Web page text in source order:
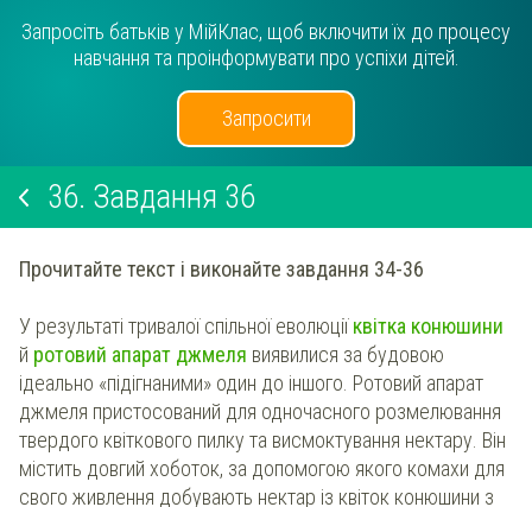
Запросіть батьків у МійКлас, щоб включити їх до процесу
навчання та проінформувати про успіхи дітей.
Запросити
36. Завдання 36
Прочитайте текст і виконайте завдання 34-36
У результаті тривалої спільної еволюціїквітка конюшини
й ротовий апарат джмеля виявилися за будовою
ідеально «підігнаними» один до іншого. Ротовий апарат
джмеля пристосований для одночасного розмелювання
твердого квіткового пилку та висмоктування нектару. Він
містить довгий хоботок, за допомогою якого комахи для
свого живлення добувають нектар із квіток конюшини з